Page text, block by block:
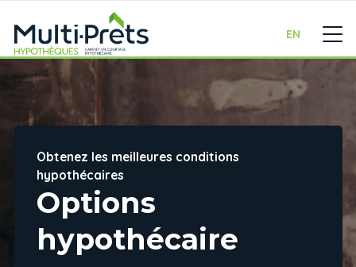
EN
Obtenez les meilleures conditions
hypothécaires
Options
hypothécaire